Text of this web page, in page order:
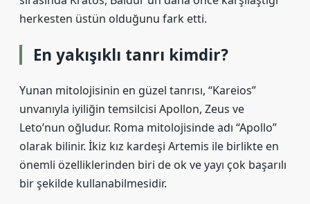
herkesten üstün olduğunu fark etti.
En yakışıklı tanrı kimdir?
Yunan mitolojisinin en güzel tanrısı, “Kareios”
unvanıyla iyiliğin temsilcisi Apollon, Zeus ve
Leto’nun oğludur. Roma mitolojisinde adı “Apollo”
olarak bilinir. İkiz kız kardeşi Artemis ile birlikte en
önemli özelliklerinden biri de ok ve yayı çok başarılı
bir şekilde kullanabilmesidir.